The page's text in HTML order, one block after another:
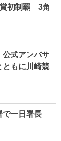
賞初制覇 3角
式アンバサ
もに川崎競
で一日署長